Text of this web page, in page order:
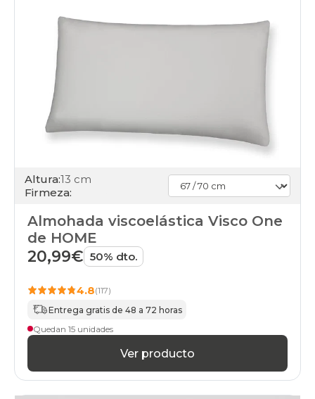
Altura:13 cm
Firmeza:
Almohada viscoelástica Visco One
de HOME
20,99€ 50% dto.
4.8(117)
Entrega gratis de 48 a 72 horas
Quedan 15 unidades
Ver producto